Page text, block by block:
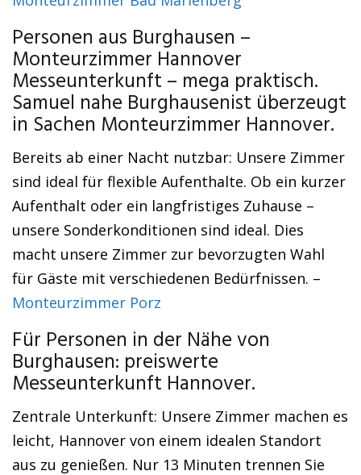
Personen aus Burghausen –
Monteurzimmer Hannover
Messeunterkunft – mega praktisch.
Samuel nahe Burghausenist überzeugt
in Sachen Monteurzimmer Hannover.
Bereits ab einer Nacht nutzbar: Unsere Zimmer
sind ideal für flexible Aufenthalte. Ob ein kurzer
Aufenthalt oder ein langfristiges Zuhause –
unsere Sonderkonditionen sind ideal. Dies
macht unsere Zimmer zur bevorzugten Wahl
für Gäste mit verschiedenen Bedürfnissen. –
Monteurzimmer Porz
Für Personen in der Nähe von
Burghausen: preiswerte
Messeunterkunft Hannover.
Zentrale Unterkunft: Unsere Zimmer machen es
leicht, Hannover von einem idealen Standort
aus zu genießen. Nur 13 Minuten trennen Sie